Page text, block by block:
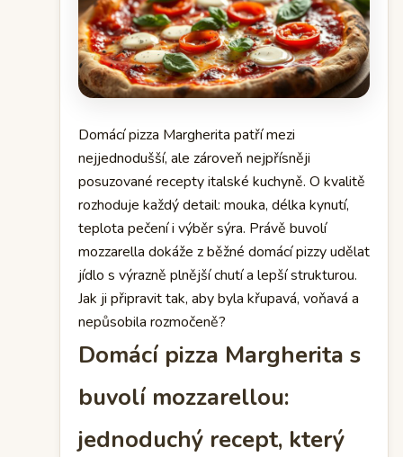
Domácí pizza Margherita patří mezi
nejjednodušší, ale zároveň nejpřísněji
posuzované recepty italské kuchyně. O kvalitě
rozhoduje každý detail: mouka, délka kynutí,
teplota pečení i výběr sýra. Právě buvolí
mozzarella dokáže z běžné domácí pizzy udělat
jídlo s výrazně plnější chutí a lepší strukturou.
Jak ji připravit tak, aby byla křupavá, voňavá a
nepůsobila rozmočeně?
Domácí pizza Margherita s
buvolí mozzarellou:
jednoduchý recept, který